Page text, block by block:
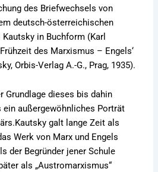
des Briefwechsels von
deutsch-österreichischen
in Buchform (Karl
des Marxismus – Engels‘
Orbis-Verlag A.-G., Prag, 1935).
Grundlage dieses bis dahin
ein außergewöhnliches Porträt
galt lange Zeit als
Werk von Marx und Engels
der Begründer jener Schule
als „Austromarxismus“